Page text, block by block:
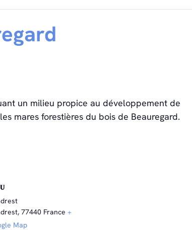
un milieu propice au développement de
mares forestières du bois de Beauregard.
, 77440 France +
Map